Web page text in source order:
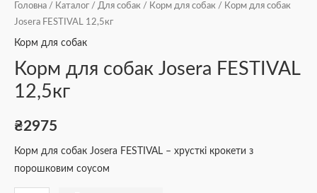
Головна / Каталог / Для собак / Корм для собак / Корм для собак
Josera FESTIVAL 12,5кг
Корм для собак
Корм для собак Josera FESTIVAL
12,5кг
₴2975
Корм для собак Josera FESTIVAL – хрусткі крокети з
порошковим соусом